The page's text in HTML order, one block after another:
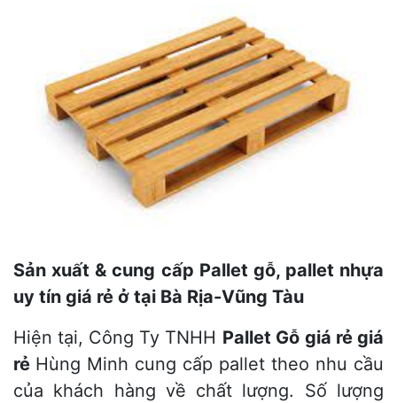
Sản xuất & cung cấp Pallet gỗ, pallet nhựa
uy tín giá rẻ ở tại Bà Rịa-Vũng Tàu
Hiện tại, Công Ty TNHH Pallet Gỗ giá rẻ giá
rẻ Hùng Minh cung cấp pallet theo nhu cầu
của khách hàng về chất lượng. Số lượng